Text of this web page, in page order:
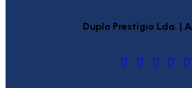
Duplo Prestígio Lda. |